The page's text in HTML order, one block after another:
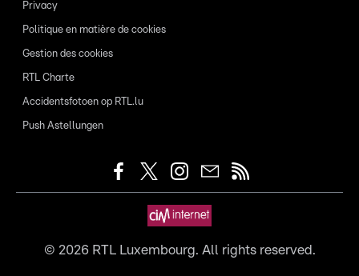
Privacy
Politique en matière de cookies
Gestion des cookies
RTL Charte
Accidentsfotoen op RTL.lu
Push Astellungen
© 2026RTL Luxembourg. All rights reserved.